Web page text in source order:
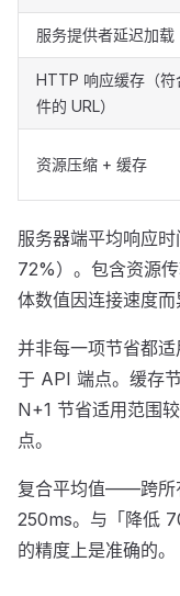
服务提供者延迟加载
HTTP 响应缓存（符
件的 URL）
资源压缩 + 缓存
服务器端平均响应
72%）。包含资源
体数值因连接速度而
并非每一项节省都
于 API 端点。缓存
N+1 节省适用范围
点。
复合平均值——跨所
250ms。与「降低
的精度上是准确的。